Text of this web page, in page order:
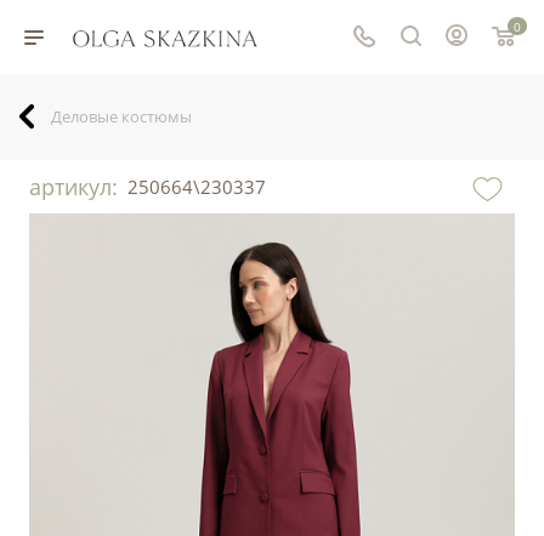
0
Деловые костюмы
артикул: 250664\230337